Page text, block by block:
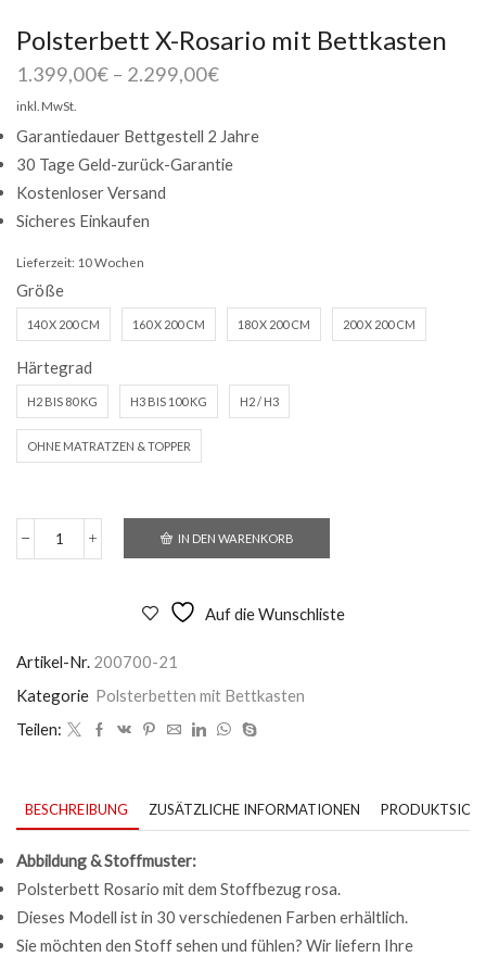
Polsterbett X-Rosario mit Bettkasten
1.399,00€ – 2.299,00€
inkl. MwSt.
Garantiedauer Bettgestell 2 Jahre
30 Tage Geld-zurück-Garantie
Kostenloser Versand
Sicheres Einkaufen
Lieferzeit: 10 Wochen
Größe
140 X 200 CM 160 X 200 CM 180 X 200 CM 200 X 200 CM
Härtegrad
H2 BIS 80 KG H3 BIS 100 KG H2 / H3
OHNE MATRATZEN & TOPPER
Polsterbett
IN DEN WARENKORB
Auf die Wunschliste
Artikel-Nr. 200700-21
Kategorie Polsterbetten mit Bettkasten
Teilen:
BESCHREIBUNG ZUSÄTZLICHE INFORMATIONEN
Abbildung & Stoffmuster:
Polsterbett Rosario mit dem Stoffbezug rosa.
Dieses Modell ist in 30 verschiedenen Farben erhältlich.
Sie möchten den Stoff sehen und fühlen? Wir liefern Ihre